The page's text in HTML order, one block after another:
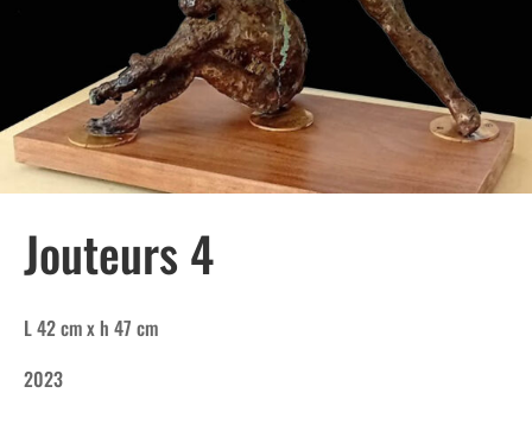
Jouteurs 4
L 42 cm x h 47 cm
2023